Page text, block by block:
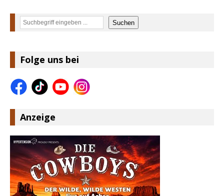
Suchen Suchen
Folge uns bei
Anzeige